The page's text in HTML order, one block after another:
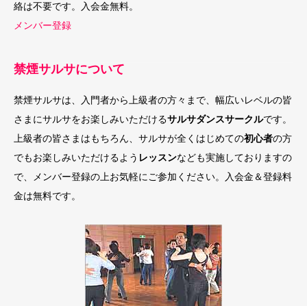
絡は不要です。入会金無料。
メンバー登録
禁煙サルサについて
禁煙サルサは、入門者から上級者の方々まで、幅広いレベルの皆
さまにサルサをお楽しみいただけるサルサダンスサークルです。
上級者の皆さまはもちろん、サルサが全くはじめての初心者の方
でもお楽しみいただけるよう レッスンなども実施しておりますの
で、メンバー登録の上お気軽にご参加ください。入会金＆登録料
金は無料です。